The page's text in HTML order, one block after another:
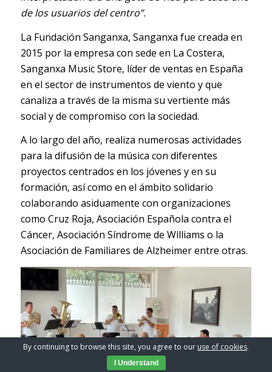
de los usuarios del centro”.
La Fundación Sanganxa, Sanganxa fue creada en
2015 por la empresa con sede en La Costera,
Sanganxa Music Store, líder de ventas en España
en el sector de instrumentos de viento y que
canaliza a través de la misma su vertiente más
social y de compromiso con la sociedad.
A lo largo del año, realiza numerosas actividades
para la difusión de la música con diferentes
proyectos centrados en los jóvenes y en su
formación, así como en el ámbito solidario
colaborando asiduamente con organizaciones
como Cruz Roja, Asociación Española contra el
Cáncer, Asociación Síndrome de Williams o la
Asociación de Familiares de Alzheimer entre otras.
By continuing to browse this site, you agree to our use of cookies.
I Understand